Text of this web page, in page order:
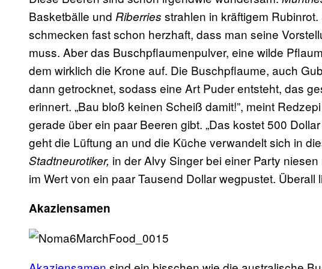
Basketbälle und Riberries strahlen in kräftigem
schmecken fast schon herzhaft, dass man seine
muss. Aber das Buschpflaumenpulver, eine wilde
dem wirklich die Krone auf. Die Buschpflaume, auch
dann getrocknet, sodass eine Art Puder entsteht, das
erinnert. „Bau bloß keinen Scheiß damit!”, meint
gerade über ein paar Beeren gibt. „Das kostet 500
geht die Lüftung an und die Küche verwandelt sich in
Stadtneurotiker, in der Alvy Singer bei einer Party
im Wert von ein paar Tausend Dollar wegpustet. Überall
Akaziensamen